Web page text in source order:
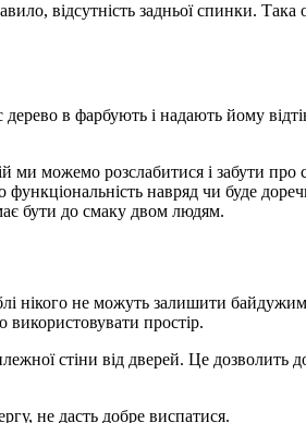
відсутність задньої спинки.
в фарбують і надають йому
можемо розслабитися і забути про
навряд чи буде
бути до смаку двом людям.
нікого не можуть залишити
використовувати простір.
стіни від дверей. Це
не дасть добре виспатися.